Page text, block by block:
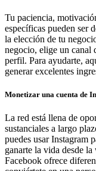
Tu paciencia,
específicas pueden ser
la elección de tu
negocio, elige un canal
perfil. Para ayudarte,
generar excelentes
Monetizar una cuenta de
La red está llena de
sustanciales a largo
puedes usar Instagram
ganarte la vida desde
Facebook ofrece